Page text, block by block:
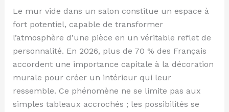
Le mur vide dans un salon constitue un espace à
fort potentiel, capable de transformer
l’atmosphère d’une pièce en un véritable reflet de
personnalité. En 2026, plus de 70 % des Français
accordent une importance capitale à la décoration
murale pour créer un intérieur qui leur
ressemble. Ce phénomène ne se limite pas aux
simples tableaux accrochés ; les possibilités se